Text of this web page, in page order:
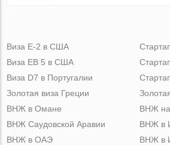
Виза Е-2 в США
Виза ЕВ 5 в США
Виза D7 в Португалии
Золотая виза Греции
ВНЖ в Омане
ВНЖ Саудовской Аравии
ВНЖ в ОАЭ
ВНЖ
ВНЖ в
ВНЖ в